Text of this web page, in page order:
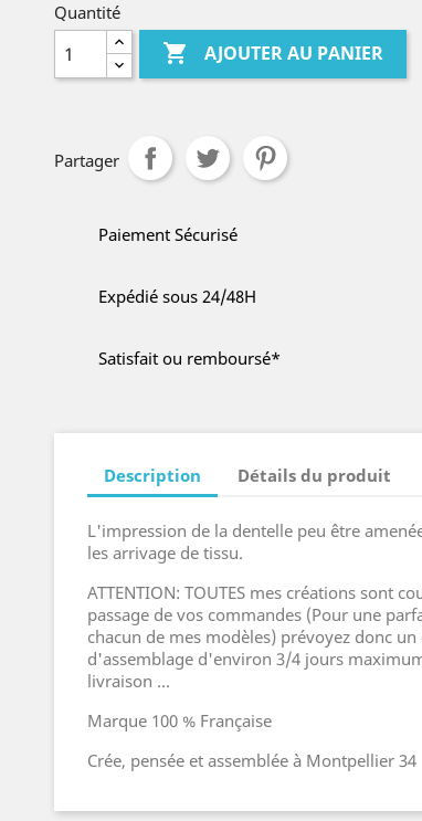
Quantité
 AJOUTER AU PANIER
Partager
Paiement Sécurisé
Expédié sous 24/48H
Satisfait ou remboursé*
Description Détails du produit
L'impression de la dentelle peu être
les arrivage de tissu.
ATTENTION: TOUTES mes créations sont
passage de vos commandes (Pour une
chacun de mes modèles) prévoyez donc
d'assemblage d'environ 3/4 jours
livraison ...
Marque 100 % Française
Crée, pensée et assemblée à Montpellier 34